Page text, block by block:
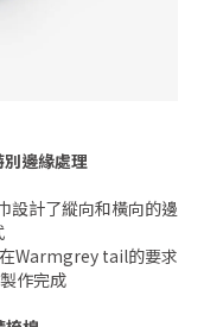
邊緣處理
計了縱向和橫向的邊
Warmgrey tail的要求
作完成